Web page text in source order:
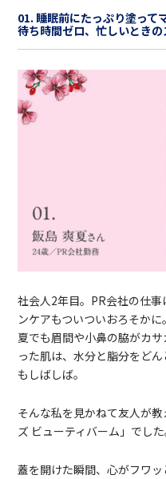
01. 睡眠前にたっぷり塗って
待ち時間ゼロ、忙しいとき
社会人2年目。PR会社の仕
ンケアもついついおろそかに。
夏でも眉間や小鼻の脇がカ
った肌は、水分と脂分をど
もしばしば。
そんな私を見かねて友人が
ズ ビューティバーム」でした
蓋を開けた瞬間、心がフワ